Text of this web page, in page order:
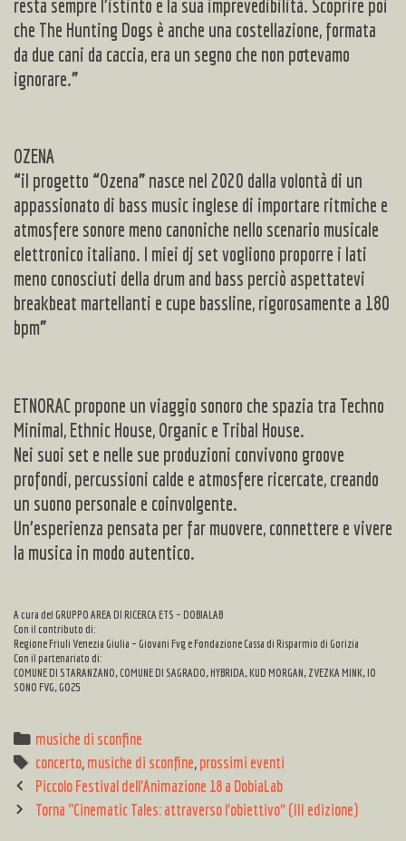
resta sempre l’istinto e la sua imprevedibilità. Scoprire poi
che The Hunting Dogs è anche una costellazione, formata
da due cani da caccia, era un segno che non potevamo
ignorare.”
OZENA
“il progetto “Ozena” nasce nel 2020 dalla volontà di un
appassionato di bass music inglese di importare ritmiche e
atmosfere sonore meno canoniche nello scenario musicale
elettronico italiano. I miei dj set vogliono proporre i lati
meno conosciuti della drum and bass perciò aspettatevi
breakbeat martellanti e cupe bassline, rigorosamente a 180
bpm”
ETNORAC propone un viaggio sonoro che spazia tra Techno
Minimal, Ethnic House, Organic e Tribal House.
Nei suoi set e nelle sue produzioni convivono groove
profondi, percussioni calde e atmosfere ricercate, creando
un suono personale e coinvolgente.
Un’esperienza pensata per far muovere, connettere e vivere
la musica in modo autentico.
A cura del GRUPPO AREA DI RICERCA ETS – DOBIALAB
Con il contributo di:
Regione Friuli Venezia Giulia – Giovani Fvg e Fondazione Cassa di Risparmio di Gorizia
Con il partenariato di:
COMUNE DI STARANZANO, COMUNE DI SAGRADO, HYBRIDA, KUD MORGAN, ZVEZKA MINK, IO
SONO FVG, GO25
Categories
musiche di sconfine
Tags
concerto,musiche di sconfine,prossimi eventi
Post
navigation
Piccolo Festival dell’Animazione 18 a DobiaLab
Torna “Cinematic Tales: attraverso l’obiettivo” (III edizione)